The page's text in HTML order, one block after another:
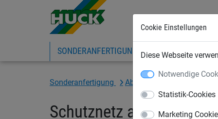
Cookie Einstellungen
Diese Webseite
Notwendige
Statistik-Cookies
Marketing
SONDERANFERTIGUNG SPORTNETZE
Sonderanfertigung Abdecknetze nach Maß
Schutznetz aus